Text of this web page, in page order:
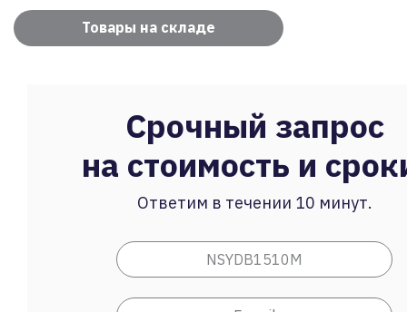
Товары на складе
Срочный запрос
на стоимость и
Ответим в течении 10 минут.